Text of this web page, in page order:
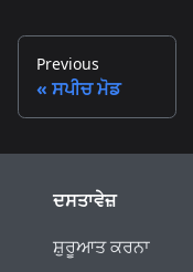
Previous
ਸਪੀਚ ਮੋਡ
ਦਸਤਾਵੇਜ਼
ਸ਼ੁਰੂਆਤ ਕਰਨਾ